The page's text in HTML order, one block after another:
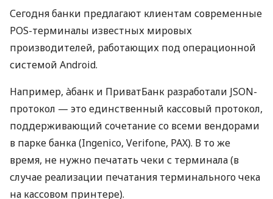
Сегодня банки предлагают клиентам современные
POS-терминалы известных мировых
производителей, работающих под операционной
системой Android.
Например, àбанк и ПриватБанк разработали JSON-
протокол — это единственный кассовый протокол,
поддерживающий сочетание со всеми вендорами
в парке банка (Ingenico, Verifone, PAX). В то же
время, не нужно печатать чеки с терминала (в
случае реализации печатания терминального чека
на кассовом принтере).